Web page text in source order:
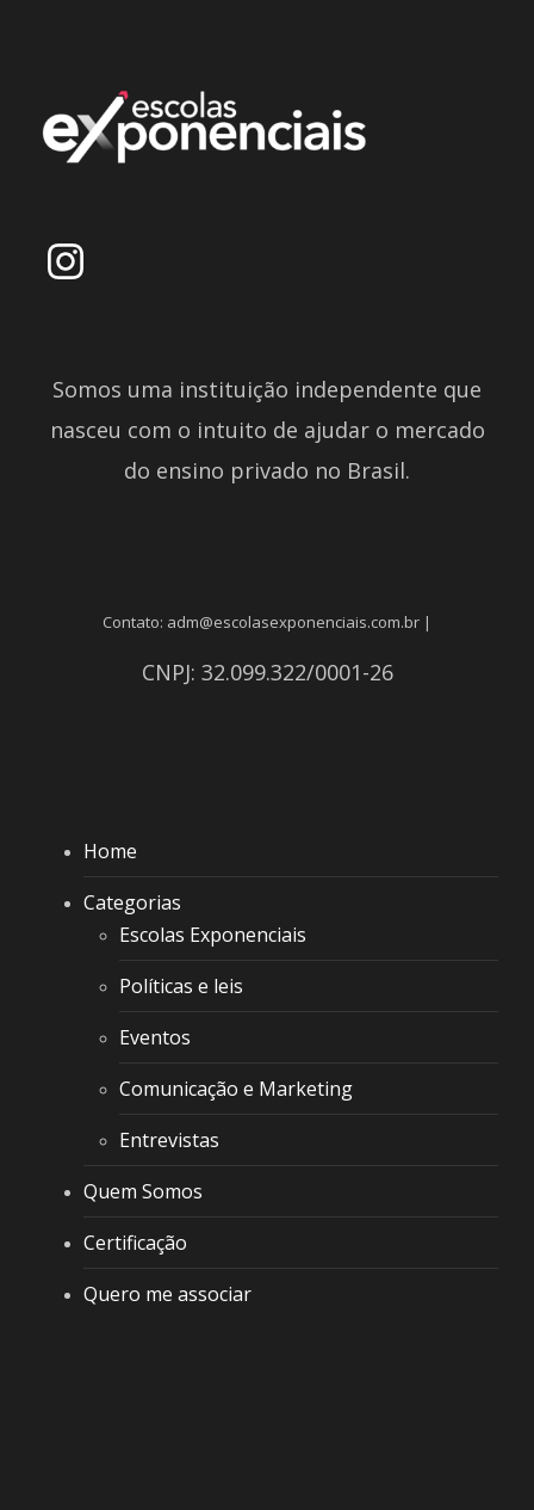
Somos uma instituição independente que
nasceu com o intuito de ajudar o mercado
do ensino privado no Brasil.
Contato: adm@escolasexponenciais.com.br |
CNPJ: 32.099.322/0001-26
Home
Categorias
Escolas Exponenciais
Políticas e leis
Eventos
Comunicação e Marketing
Entrevistas
Quem Somos
Certificação
Quero me associar